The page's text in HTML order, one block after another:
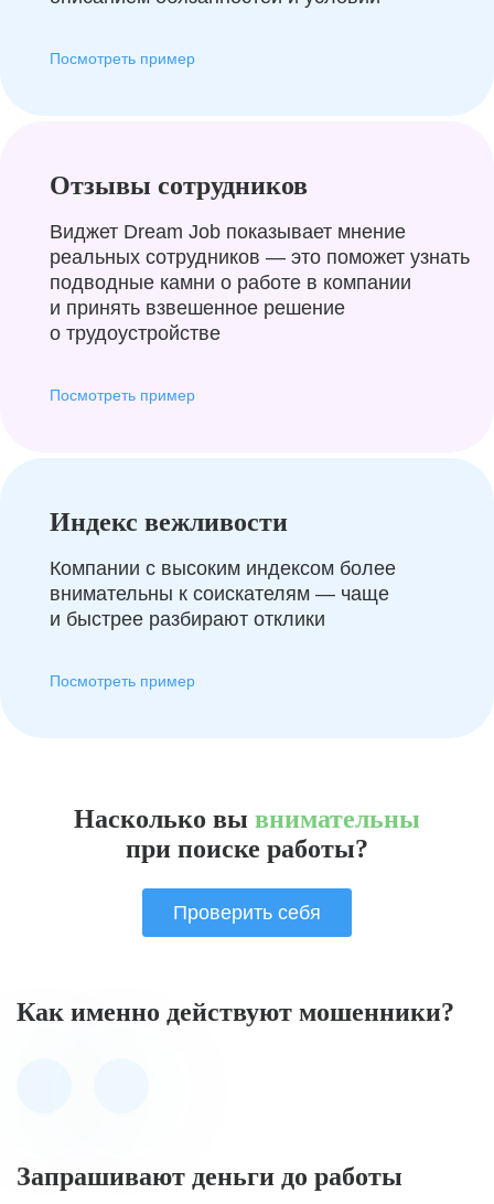
Посмотреть пример
Отзывы сотрудников
Виджет Dream Job показывает мнение
реальных сотрудников — это поможет узнать
подводные камни о работе в компании
и принять взвешенное решение
о трудоустройстве
Посмотреть пример
Индекс вежливости
Компании с высоким индексом более
внимательны к соискателям — чаще
и быстрее разбирают отклики
Посмотреть пример
Насколько вы внимательны
при поиске работы?
Проверить себя
Как именно действуют мошенники?
Запрашивают деньги до работы